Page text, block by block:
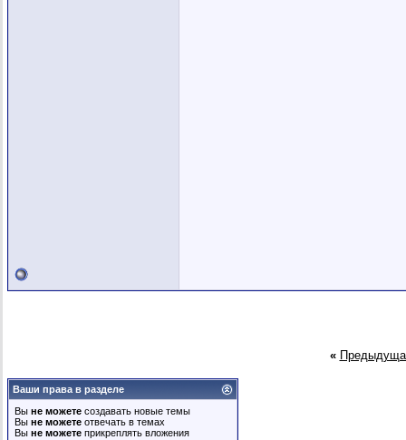
«
Ваши права в разделе
Вы не можете создавать новые темы
Вы не можете отвечать в темах
Вы не можете прикреплять вложения